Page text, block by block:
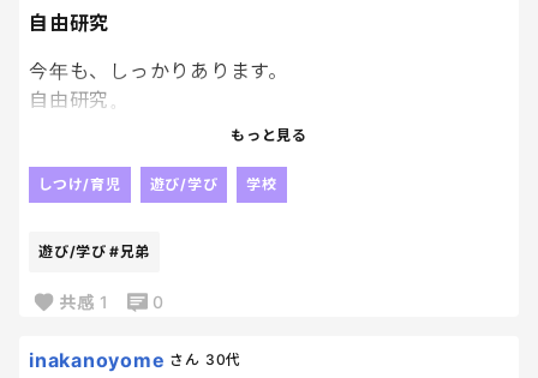
自由研究
今年も、しっかりあります。
自由研究。
去年は、兄弟揃ってアリの巣がどのように作られる
い🥹🥹
もっと見る
しつけ/育児 遊び/学び 学校
遊び/学び #兄弟
共感 1 0
inakanoyome さん 30代